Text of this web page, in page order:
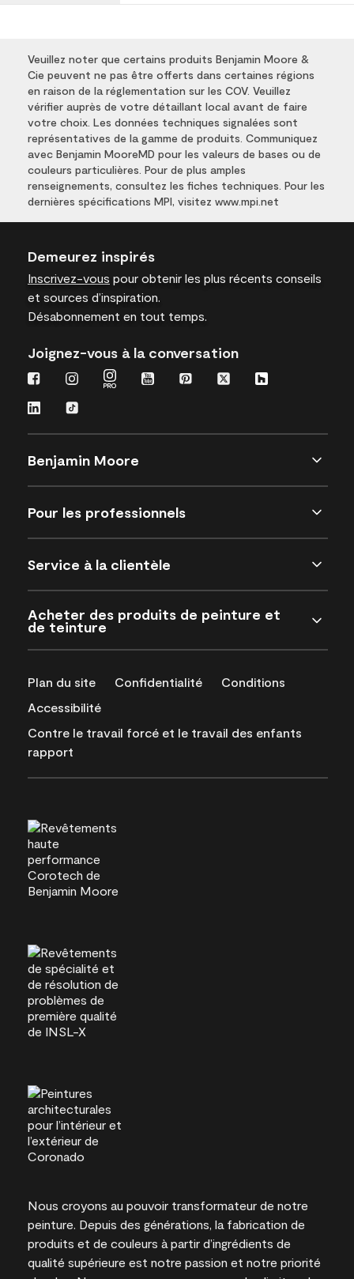
Veuillez noter que certains produits Benjamin Moore &
Cie peuvent ne pas être offerts dans certaines régions
en raison de la réglementation sur les COV. Veuillez
vérifier auprès de votre détaillant local avant de faire
votre choix. Les données techniques signalées sont
représentatives de la gamme de produits. Communiquez
avec Benjamin MooreMD pour les valeurs de bases ou de
couleurs particulières. Pour de plus amples
renseignements, consultez les fiches techniques. Pour les
dernières spécifications MPI, visitez www.mpi.net
Demeurez inspirés
Inscrivez-vous pour obtenir les plus récents conseils
et sources d’inspiration.
Désabonnement en tout temps.
Joignez-vous à la conversation
Benjamin Moore
Pour les professionnels
Service à la clientèle
Acheter des produits de peinture et
de teinture
Plan du site Confidentialité
Conditions
Accessibilité
Contre le travail forcé et le travail des enfants
rapport
Nous croyons au pouvoir transformateur de notre
peinture. Depuis des générations, la fabrication de
produits et de couleurs à partir d’ingrédients de
qualité supérieure est notre passion et notre priorité